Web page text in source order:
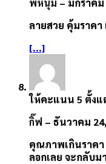
ลายสวย คุ้มราค
[...]
ให้คะแนน 5 ตั้ง
กิ๊ฟ – ธันวาคม
คุณภาพเกินราค
ลอกเลย จะกลับ